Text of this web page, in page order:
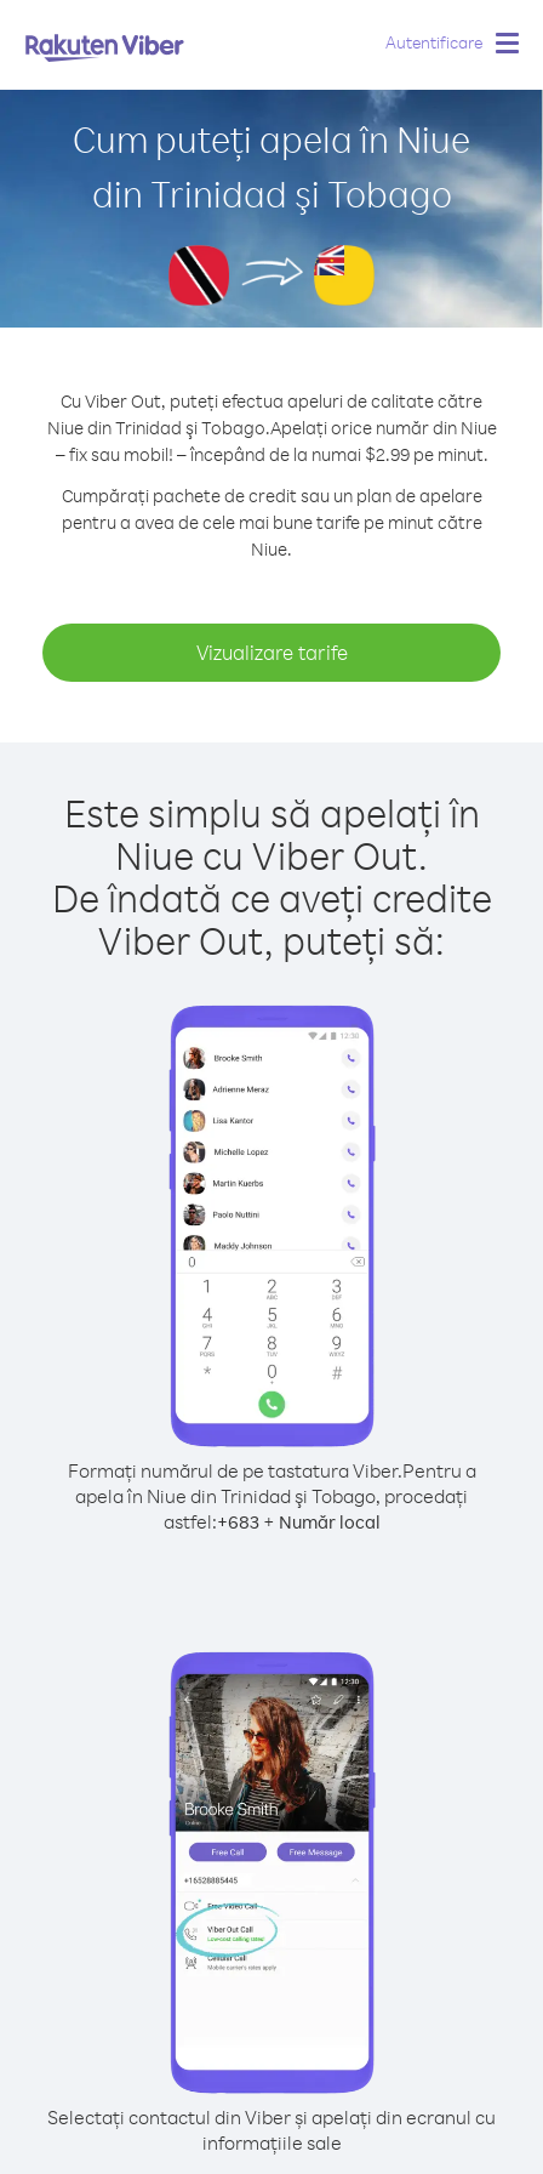
Autentificare
Cum puteți apela în Niue
din Trinidad şi Tobago
Cu Viber Out, puteți efectua apeluri de calitate către
Niue din Trinidad şi Tobago.Apelați orice număr din Niue
– fix sau mobil! – începând de la numai $2.99 pe minut.
Cumpărați pachete de credit sau un plan de apelare
pentru a avea de cele mai bune tarife pe minut către
Niue.
Vizualizare tarife
Este simplu să apelați în
Niue cu Viber Out.
De îndată ce aveți credite
Viber Out, puteți să:
Formați numărul de pe tastatura Viber.Pentru a
apela în Niue din Trinidad şi Tobago, procedați
astfel:+683+ Număr local
Selectați contactul din Viber și apelați din ecranul cu
informațiile sale